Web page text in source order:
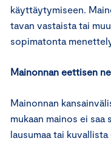
käyttäytymiseen.
tavan vastaista tai
sopimatonta
Mainonnan eettisen
Mainonnan
mukaan mainos ei
lausumaa tai